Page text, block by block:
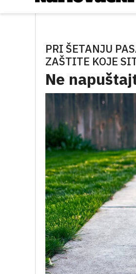
PRI ŠETANJU
ZAŠTITE KOJE
Ne